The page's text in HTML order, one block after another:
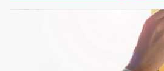
Introdução ao DMAIC: o roteiro
Ferramentas essenciais: 5